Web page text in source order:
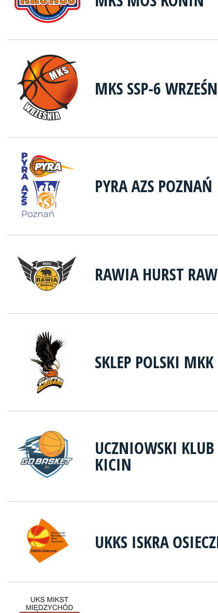
MKS SSP-6
PYRA AZS POZNAŃ
RAWIA HURST
SKLEP POLSKI
UCZNIOWSKI KLUB
KICIN
UKKS ISKRA